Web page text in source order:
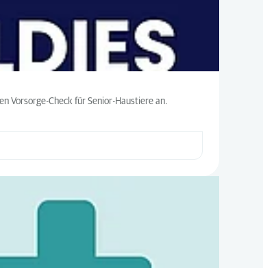
Vorsorge-Check für Senior-Haustiere an.